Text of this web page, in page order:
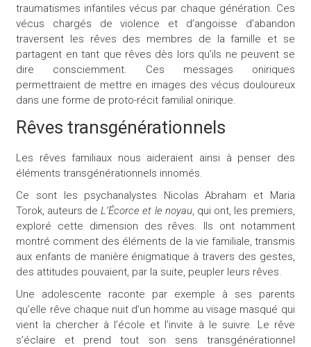
traumatismes infantiles vécus par chaque génération. Ces
vécus chargés de violence et d’angoisse d’abandon
traversent les rêves des membres de la famille et se
partagent en tant que rêves dès lors qu’ils ne peuvent se
dire consciemment. Ces messages oniriques
permettraient de mettre en images des vécus douloureux
dans une forme de proto-récit familial onirique.
Rêves transgénérationnels
Les rêves familiaux nous aideraient ainsi à penser des
éléments transgénérationnels innomés.
Ce sont les psychanalystes Nicolas Abraham et Maria
Torok, auteurs deL’Écorce et le noyau, qui ont, les premiers,
exploré cette dimension des rêves. Ils ont notamment
montré comment des éléments de la vie familiale, transmis
aux enfants de manière énigmatique à travers des gestes,
des attitudes pouvaient, par la suite, peupler leurs rêves.
Une adolescente raconte par exemple à ses parents
qu’elle rêve chaque nuit d’un homme au visage masqué qui
vient la chercher à l’école et l’invite à le suivre. Le rêve
s’éclaire et prend tout son sens transgénérationnel